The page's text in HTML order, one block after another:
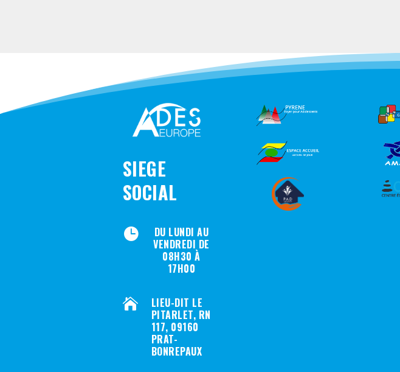
SIEGE
SOCIAL

DU LUNDI AU
VENDREDI DE
08H30 À
17H00

LIEU-DIT LE
PITARLET, RN
117, 09160
PRAT-
BONREPAUX